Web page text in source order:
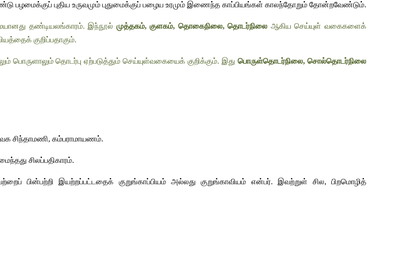
பழமைக்குப் புதிய உருவமும் புதுமைக்குப் பழைய உரமும் இணைந்த காப்பியங்கள் காலந்தோறும் தோன்றவேண்டும்.
தண்டியலங்காரம். இந்நூல் முத்தகம், குளகம், தொகைநிலை, தொடர்நிலை ஆகிய செய்யுள் வகைகளைக்
குறிப்பதாகும்.
பொருளாலும் தொடர்பு ஏற்படுத்தும் செய்யுள்வகையைக் குறிக்கும். இது பொருள்தொடர்நிலை, சொல்தொடர்நிலை
சிந்தாமணி, கம்பராமாயணம்.
சிலப்பதிகாரம்.
பின்பற்றி இயற்றப்பட்டதைக் குறுங்காப்பியம் அல்லது குறுங்காவியம் என்பர். இவற்றுள் சில, பிறமொழித்